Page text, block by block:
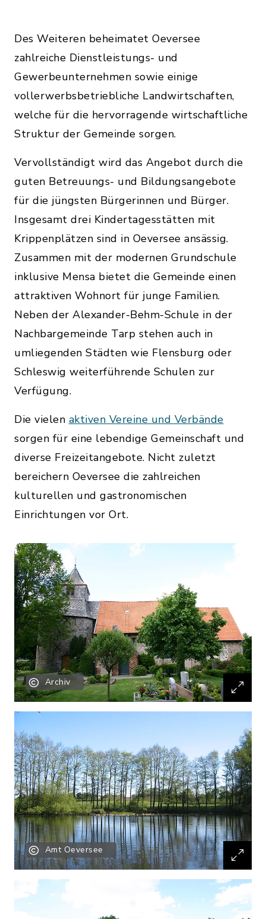
Des Weiteren beheimatet Oeversee
zahlreiche Dienstleistungs- und
Gewerbeunternehmen sowie einige
vollerwerbsbetriebliche Landwirtschaften,
welche für die hervorragende wirtschaftliche
Struktur der Gemeinde sorgen.
Vervollständigt wird das Angebot durch die
guten Betreuungs- und Bildungsangebote
für die jüngsten Bürgerinnen und Bürger.
Insgesamt drei Kindertagesstätten mit
Krippenplätzen sind in Oeversee ansässig.
Zusammen mit der modernen Grundschule
inklusive Mensa bietet die Gemeinde einen
attraktiven Wohnort für junge Familien.
Neben der Alexander-Behm-Schule in der
Nachbargemeinde Tarp stehen auch in
umliegenden Städten wie Flensburg oder
Schleswig weiterführende Schulen zur
Verfügung.
Die vielen aktiven Vereine und Verbände
sorgen für eine lebendige Gemeinschaft und
diverse Freizeitangebote. Nicht zuletzt
bereichern Oeversee die zahlreichen
kulturellen und gastronomischen
Einrichtungen vor Ort.
Archiv
Amt Oeversee